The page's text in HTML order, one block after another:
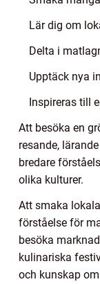
Lär dig om
Delta i
Upptäck nya
Inspireras till
Att besöka en
resande,
bredare
olika kulturer.
Att smaka
förståelse för
besöka
kulinariska
och kunskap